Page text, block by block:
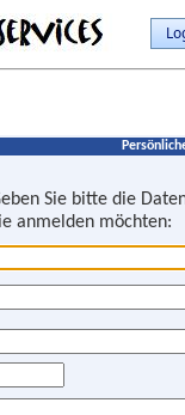
Sie bitte die
anmelden möchten: